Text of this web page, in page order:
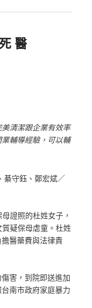
醫
清潔跟企業有效率
輔導經驗，可以輔
綦守鈺、鄭宏斌／
證照的杜姓女子，
疑保母虐童。杜姓
醫藥費與法律責
害，到院即送進加
南市政府家庭暴力